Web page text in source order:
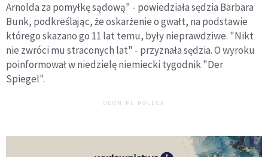
Arnolda za pomyłkę sądową" - powiedziała sędzia Barbara
Bunk, podkreślając, że oskarżenie o gwałt, na podstawie
którego skazano go 11 lat temu, były nieprawdziwe. "Nikt
nie zwróci mu straconych lat" - przyznała sędzia. O wyroku
poinformował w niedzielę niemiecki tygodnik "Der
Spiegel".
DEON.PL POLECA